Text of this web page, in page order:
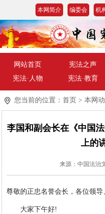
本网简介 编委会 机
网站首页 宪法之声
宪法·人物
宪法·教育
您当前的位置： 首页 > 本网
李国和副会长在《中国
上的
来源：中国法治
尊敬的正忠名誉会长，各位领导
大家下午好!